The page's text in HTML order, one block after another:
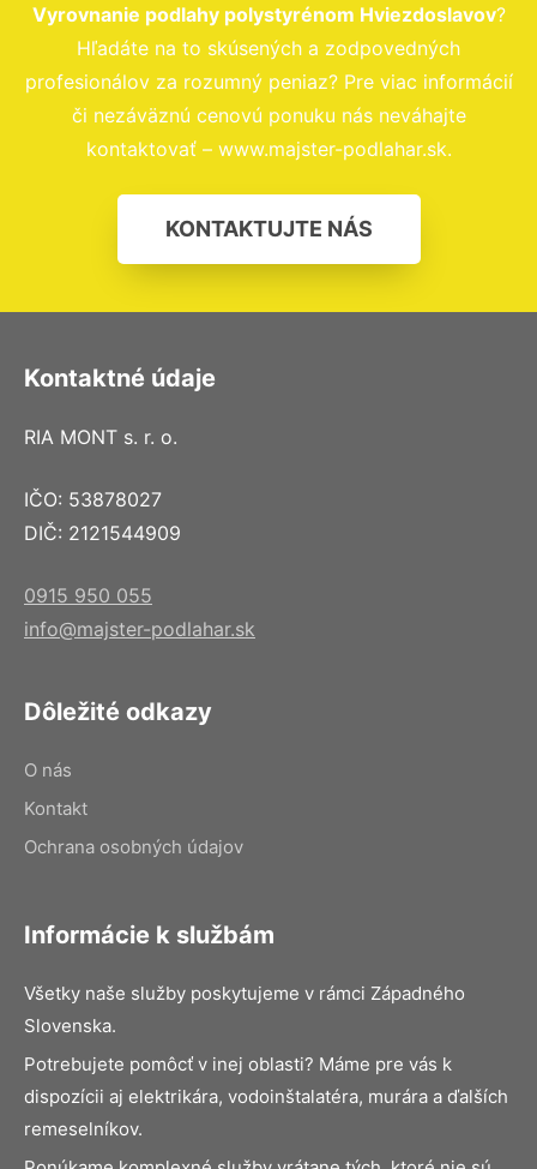
Vyrovnanie podlahy polystyrénom Hviezdoslavov?
Hľadáte na to skúsených a zodpovedných
profesionálov za rozumný peniaz? Pre viac informácií
či nezáväznú cenovú ponuku nás neváhajte
kontaktovať – www.majster-podlahar.sk.
KONTAKTUJTE NÁS
Kontaktné údaje
RIA MONT s. r. o.
IČO: 53878027
DIČ: 2121544909
0915 950 055
info@majster-podlahar.sk
Dôležité odkazy
O nás
Kontakt
Ochrana osobných údajov
Informácie k službám
Všetky naše služby poskytujeme v rámci Západného
Slovenska.
Potrebujete pomôcť v inej oblasti? Máme pre vás k
dispozícii aj elektrikára, vodoinštalatéra, murára a ďalších
remeselníkov.